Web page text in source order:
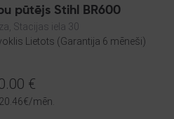
pūtējs Stihl BR600
Stacijas iela 30
Lietots (Garantija 6 mēneši)
€
20.46€/mēn.